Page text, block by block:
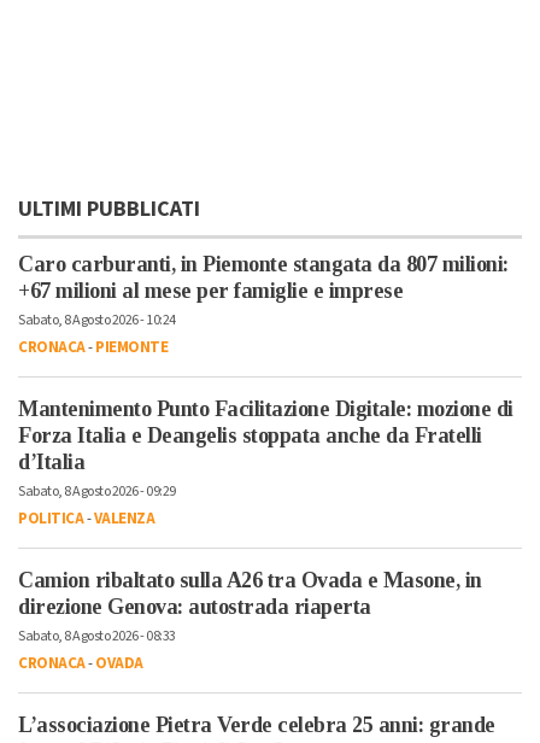
ULTIMI PUBBLICATI
Caro carburanti, in Piemonte stangata da 807 milioni:
+67 milioni al mese per famiglie e imprese
Sabato, 8 Agosto 2026 - 10:24
CRONACA-PIEMONTE
Mantenimento Punto Facilitazione Digitale: mozione di
Forza Italia e Deangelis stoppata anche da Fratelli
d’Italia
Sabato, 8 Agosto 2026 - 09:29
POLITICA-VALENZA
Camion ribaltato sulla A26 tra Ovada e Masone, in
direzione Genova: autostrada riaperta
Sabato, 8 Agosto 2026 - 08:33
CRONACA-OVADA
L’associazione Pietra Verde celebra 25 anni: grande